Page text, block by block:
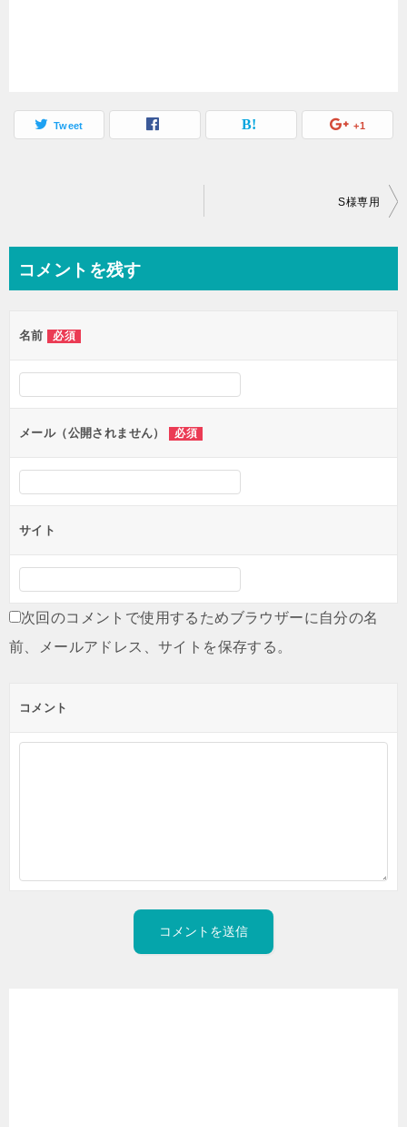
Tweet +1
ビ
ー
シ
ョ
ン
S様専用
コメントを残す
名前 必須
メール（公開されません） 必須
サイト
次回のコメントで使用するためブラウザーに自分の名
前、メールアドレス、サイトを保存する。
コメント